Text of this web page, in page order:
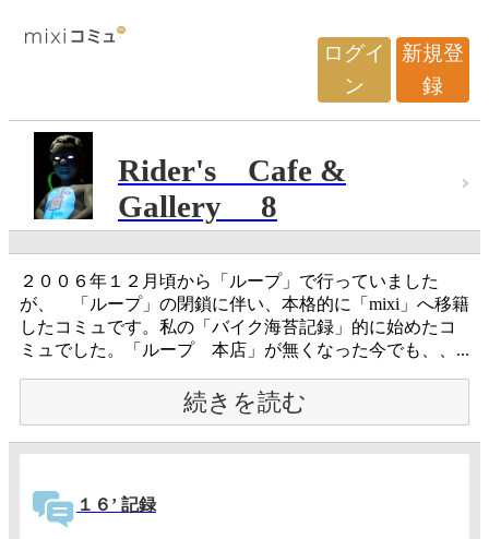
ログイ
ン
新規登
録
Rider's Cafe &
Gallery 8
２００６年１２月頃から「ループ」で行っていました
が、 「ループ」の閉鎖に伴い、本格的に「mixi」へ移籍
したコミュです。私の「バイク海苔記録」的に始めたコ
ミュでした。「ループ 本店」が無くなった今でも、、...
続きを読む
１６’ 記録